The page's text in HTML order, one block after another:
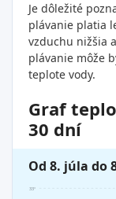
Je dôležité
plávanie platia
vzduchu nižšia
plávanie môže
teplote vody.
Graf
30 dní
Od 8. júla do
33°